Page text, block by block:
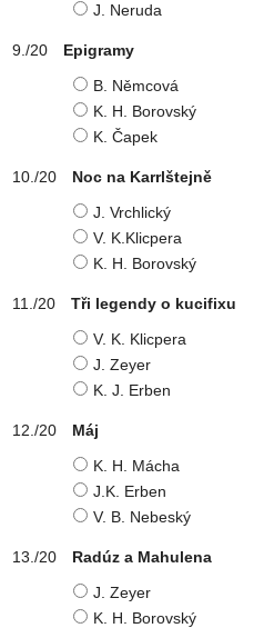
J. Neruda
Epigramy
B. Němcová
K. H. Borovský
K. Čapek
Noc na Karrlštejně
J. Vrchlický
V. K.Klicpera
K. H. Borovský
Tři legendy o kucifixu
V. K. Klicpera
J. Zeyer
K. J. Erben
Máj
K. H. Mácha
J.K. Erben
V. B. Nebeský
Radúz a Mahulena
J. Zeyer
K. H. Borovský